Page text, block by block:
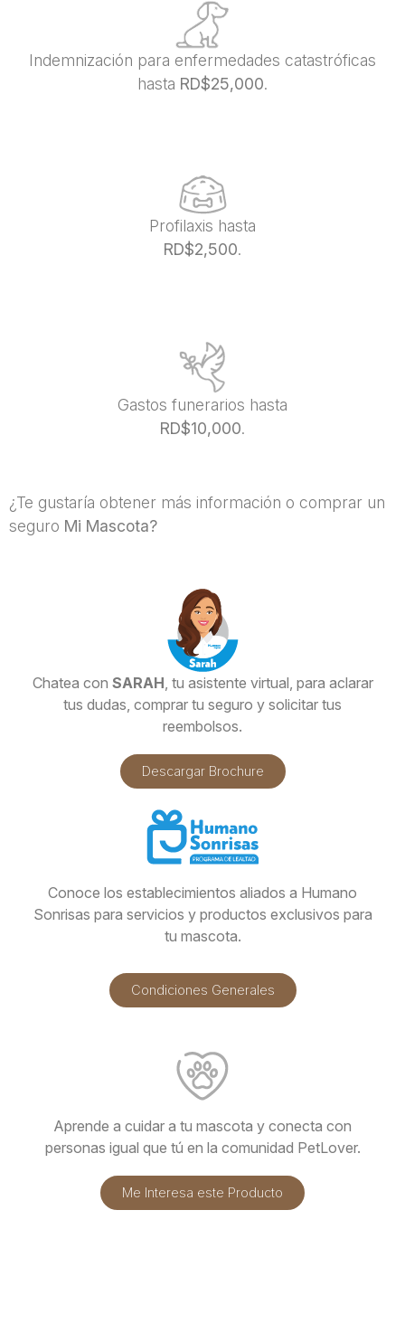
​Indemnización para​ enfermedades catastróficas
hasta RD$25,000.​
Profilaxis hasta
RD$2,500.
Gastos funerarios hasta
RD$10,000.
¿Te gustaría obtener más información o comprar un
seguro Mi Mascota?
Chatea con SARAH , tu asistente virtual, para aclarar
tus dudas, comprar tu seguro y solicitar tus
reembolsos.
Descargar Brochure
Conoce los establecimientos aliados a Humano
Sonrisas para servicios y productos exclusivos para
tu mascota.
Condiciones Generales
Aprende a cuidar a tu mascota y conecta con
personas igual que tú en la comunidad PetLover.
Me Interesa este Producto